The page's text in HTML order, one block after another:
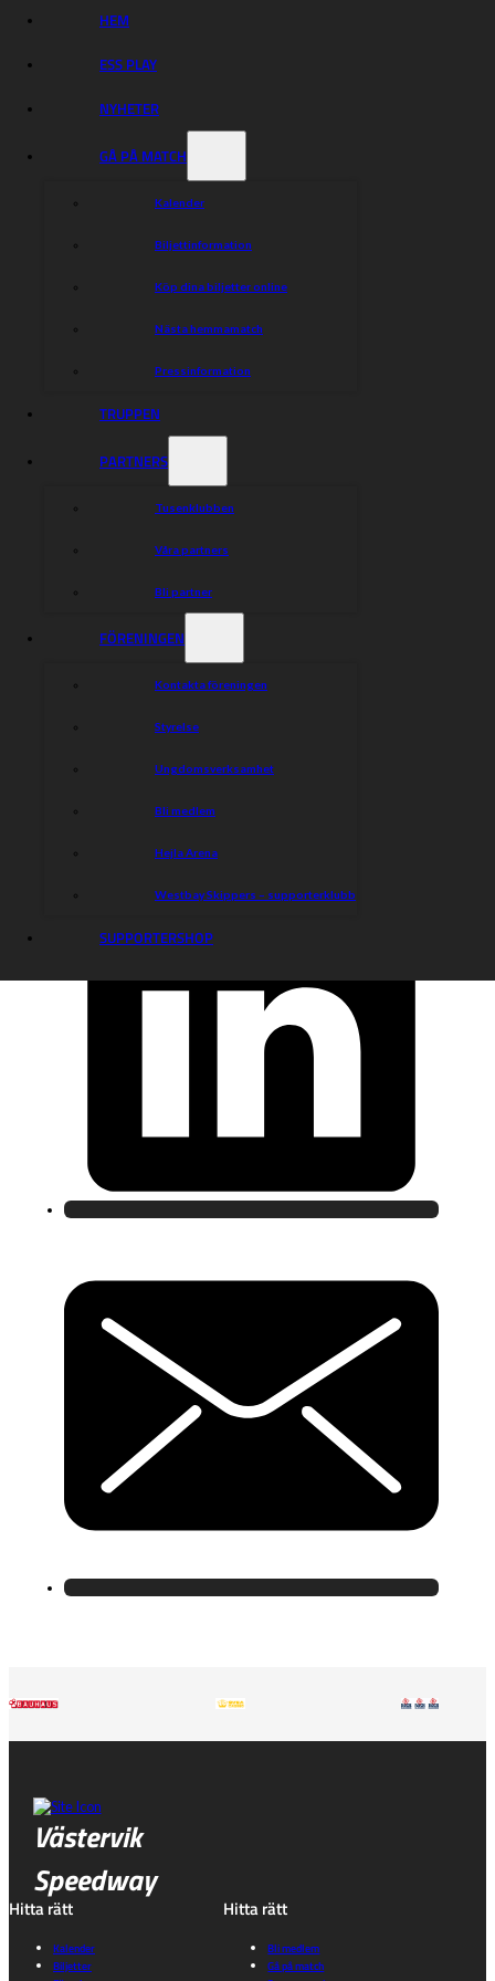
HEM
ESS PLAY
NYHETER
GÅ PÅ MATCH
Kalender
Biljettinformation
Köp dina biljetter online
Nästa hemmamatch
Pressinformation
TRUPPEN
PARTNERS
Tusenklubben
Våra partners
Bli partner
FÖRENINGEN
Kontakta föreningen
Styrelse
Ungdomsverksamhet
Bli medlem
Hejla Arena
Westbay Skippers – supporterklubb
SUPPORTERSHOP
Dela nyheten:
Västervik
Speedway
Hitta rätt
Kalender
Biljetter
Hitta rätt
Bli medlem
Gå på match